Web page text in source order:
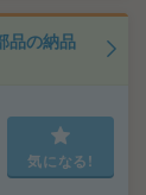
品の納品
気になる!